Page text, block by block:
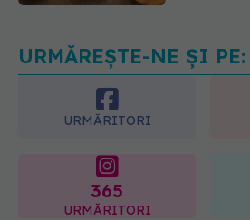
URMĂREȘTE-NE ȘI PE:
URMĂRITORI
365
URMĂRITORI